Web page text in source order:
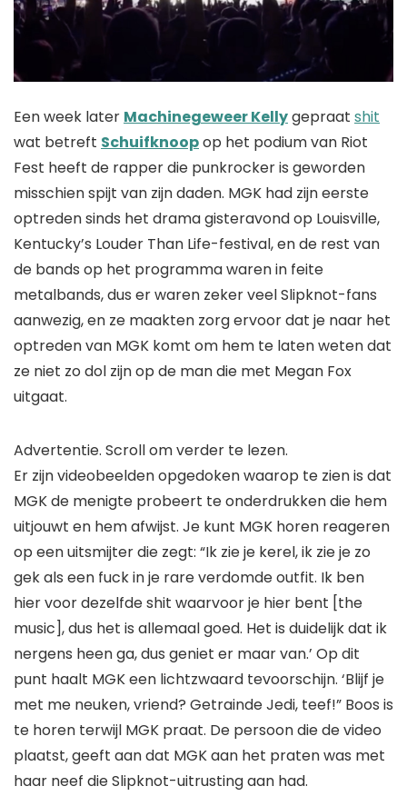
Een week later Machinegeweer Kellygepraat shit
wat betreft Schuifknoopop het podium van Riot
Fest heeft de rapper die punkrocker is geworden
misschien spijt van zijn daden. MGK had zijn eerste
optreden sinds het drama gisteravond op Louisville,
Kentucky’s Louder Than Life-festival, en de rest van
de bands op het programma waren in feite
metalbands, dus er waren zeker veel Slipknot-fans
aanwezig, en ze maakten zorg ervoor dat je naar het
optreden van MGK komt om hem te laten weten dat
ze niet zo dol zijn op de man die met Megan Fox
uitgaat.
Advertentie. Scroll om verder te lezen.
Er zijn videobeelden opgedoken waarop te zien is dat
MGK de menigte probeert te onderdrukken die hem
uitjouwt en hem afwijst. Je kunt MGK horen reageren
op een uitsmijter die zegt: “Ik zie je kerel, ik zie je zo
gek als een fuck in je rare verdomde outfit. Ik ben
hier voor dezelfde shit waarvoor je hier bent [the
music], dus het is allemaal goed. Het is duidelijk dat ik
nergens heen ga, dus geniet er maar van.’ Op dit
punt haalt MGK een lichtzwaard tevoorschijn. ‘Blijf je
met me neuken, vriend? Getrainde Jedi, teef!” Boos is
te horen terwijl MGK praat. De persoon die de video
plaatst, geeft aan dat MGK aan het praten was met
haar neef die Slipknot-uitrusting aan had.